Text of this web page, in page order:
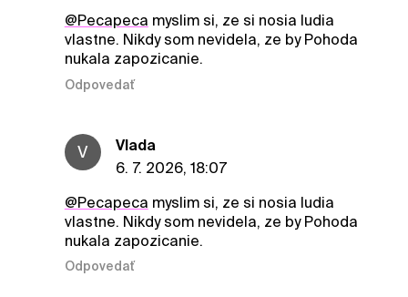
@Pecapeca myslim si, ze si nosia ludia
vlastne. Nikdy som nevidela, ze by Pohoda
nukala zapozicanie.
Odpovedať
V
Vlada
6. 7. 2026, 18:07
@Pecapeca myslim si, ze si nosia ludia
vlastne. Nikdy som nevidela, ze by Pohoda
nukala zapozicanie.
Odpovedať